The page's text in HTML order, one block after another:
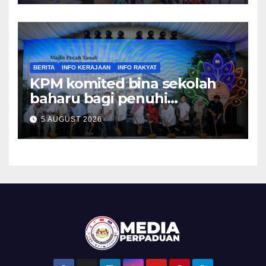
BERITA INFO KERAJAAN INFO RAKYAT
KPM komited bina sekolah
baharu bagi penuhi
pertambahan murid –
Menteri
5 AUGUST 2026